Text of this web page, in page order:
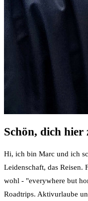
Schön, dich hier
Hi, ich bin Marc und ich
Leidenschaft, das Reisen.
wohl - "everywhere but
Roadtrips. Aktivurlaube